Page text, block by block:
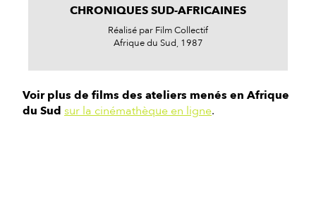
CHRONIQUES SUD-AFRICAINES
Réalisé par Film Collectif
Afrique du Sud, 1987
Voir plus de films des ateliers menés en Afrique
du Sud sur la cinémathèque en ligne.